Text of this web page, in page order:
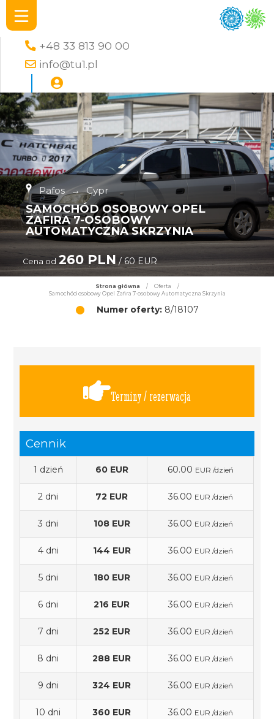
+48 33 813 90 00
info@tu1.pl
Pafos → Cypr
SAMOCHÓD OSOBOWY OPEL
ZAFIRA 7-OSOBOWY
AUTOMATYCZNA SKRZYNIA
Cena od 260 PLN/ 60 EUR
Strona główna / Oferta
/
Samochód osobowy Opel Zafira 7-osobowy Automatyczna Skrzynia
Numer oferty:8/18107
Terminy / rezerwacja
Cennik
1 dzień 60 EUR 60.00 EUR /dzień
2 dni 72 EUR 36.00 EUR /dzień
3 dni 108 EUR 36.00 EUR /dzień
4 dni 144 EUR 36.00 EUR /dzień
5 dni 180 EUR 36.00 EUR /dzień
6 dni 216 EUR 36.00 EUR /dzień
7 dni 252 EUR 36.00 EUR /dzień
8 dni 288 EUR 36.00 EUR /dzień
9 dni 324 EUR 36.00 EUR /dzień
10 dni 360 EUR 36.00 EUR /dzień